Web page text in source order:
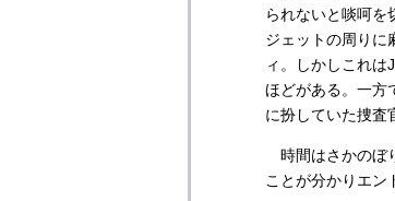
られないと啖呵を
ジェットの周りに
ィ。しかしこれは
ほどがある。一方
に扮していた捜査
時間はさかのぼ
ことが分かりエン